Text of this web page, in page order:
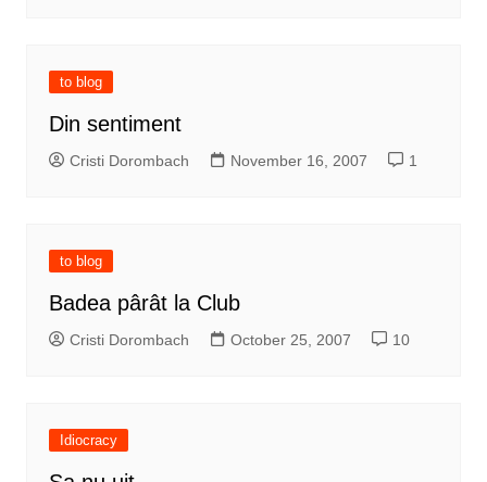
to blog
Din sentiment
Cristi Dorombach November 16, 2007 1
to blog
Badea pârât la Club
Cristi Dorombach October 25, 2007 10
Idiocracy